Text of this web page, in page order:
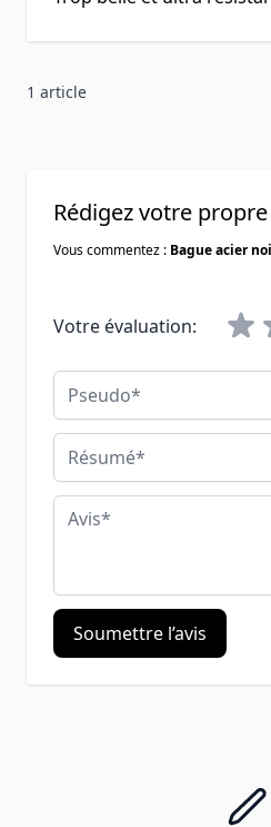
1 article
Rédigez votre
Vous commentez : Bague acier
Votre évaluation:
Pseudo
Résumé
Avis
Soumettre l’avis